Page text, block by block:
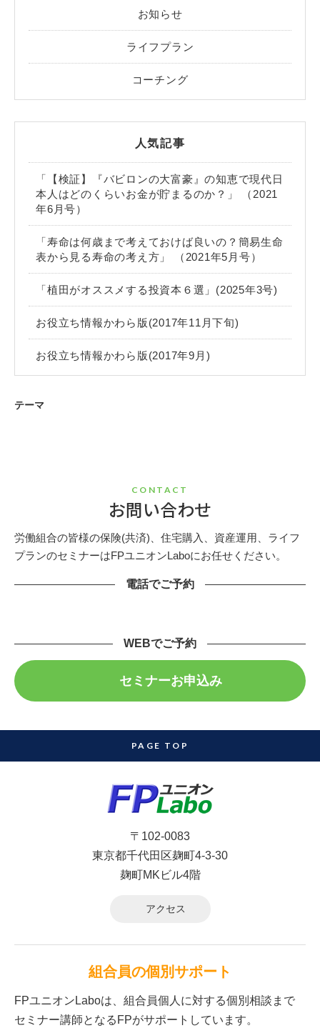
お知らせ
ライフプラン
コーチング
人気記事
「【検証】『バビロンの大富豪』の知恵で現代日
本人はどのくらいお金が貯まるのか？」 （2021
年6月号）
「寿命は何歳まで考えておけば良いの？簡易生命
表から見る寿命の考え方」 （2021年5月号）
「植田がオススメする投資本６選」(2025年3号)
お役立ち情報かわら版(2017年11月下旬)
お役立ち情報かわら版(2017年9月)
テーマ
CONTACT
お問い合わせ
労働組合の皆様の保険(共済)、住宅購入、資産運用、ライフ
プランのセミナーはFPユニオンLaboにお任せください。
電話でご予約
WEBでご予約
セミナーお申込み
PAGE TOP
〒102-0083
東京都千代田区麹町4-3-30
麹町MKビル4階
アクセス
組合員の個別サポート
FPユニオンLaboは、組合員個人に対する個別相談まで
セミナー講師となるFPがサポートしています。